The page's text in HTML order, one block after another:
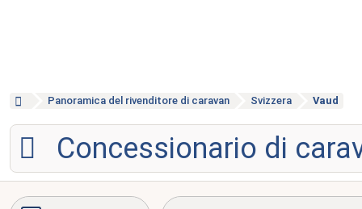
Panoramica del rivenditore di caravan Svizzera Vaud
Concessionario di